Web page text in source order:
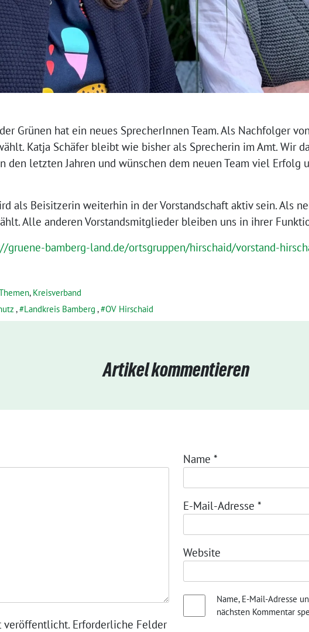
Grünen hat ein neues SprecherInnen Team. Als Nachfolger
Katja Schäfer bleibt wie bisher als Sprecherin im Amt. Wir
den letzten Jahren und wünschen dem neuen Team viel Erfolg
als Beisitzerin weiterhin in der Vorstandschaft aktiv sein. Als
Alle anderen Vorstandsmitglieder bleiben uns in ihrer
gruene-bamberg-land.de/ortsgruppen/hirschaid/vorstand-
, Kreisverband
, Landkreis Bamberg , OV Hirschaid
Artikel kommentieren
Erforderliche Felder
Name *
E-Mail-Adresse *
Website
Name, E-Mail-Adresse
nächsten Kommentar